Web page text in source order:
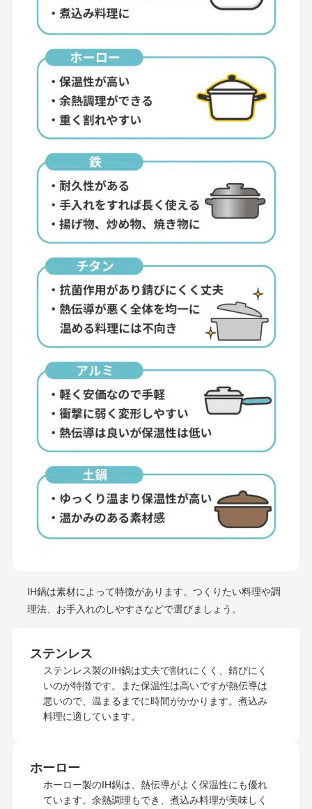
IH鍋は素材によって特徴があります。つくりたい料理や調
理法、お手入れのしやすさなどで選びましょう。
ステンレス
ステンレス製のIH鍋は丈夫で割れにくく、錆びにく
いのが特徴です。また保温性は高いですが熱伝導は
悪いので、温まるまでに時間がかかります。煮込み
料理に適しています。
ホーロー
ホーロー製のIH鍋は、熱伝導がよく保温性にも優れ
ています。余熱調理もでき、煮込み料理が美味しく